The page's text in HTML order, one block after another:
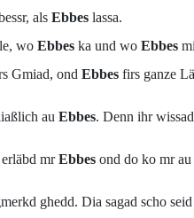
als Ebbes lassa.
wo Ebbes ka und wo Ebbes
Gmiad, ond Ebbes firs ganze
au Ebbes. Denn ihr
mrEbbes ond do ko mr
ghedd. Dia sagad scho